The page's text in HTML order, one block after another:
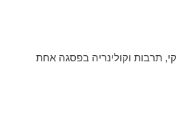
תרבות וקולינריה בפסגה אחת